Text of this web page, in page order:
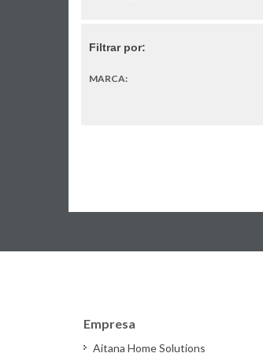
Filtrar por:
MARCA:
Empresa
Aitana Home Solutions